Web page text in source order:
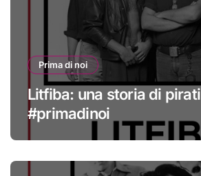
Prima di noi
Litfiba: una storia di pirati
#primadinoi